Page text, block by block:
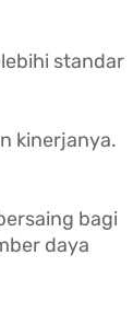
standar
kinerjanya.
bagi
daya